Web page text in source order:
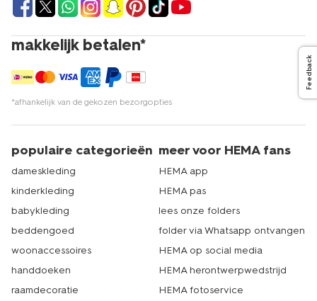
makkelijk betalen*
*afhankelijk van de gekozen bezorgopties
populaire categorieën
dameskleding
kinderkleding
babykleding
beddengoed
woonaccessoires
handdoeken
raamdecoratie
meer voor HEMA fans
HEMA app
HEMA pas
lees onze folders
folder via Whatsapp ontvangen
HEMA op social media
HEMA herontwerpwedstrijd
HEMA fotoservice
Feedback